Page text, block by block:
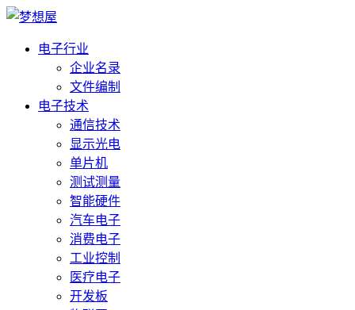
电子行业
企业名录
文件编制
电子技术
通信技术
显示光电
单片机
测试测量
智能硬件
汽车电子
消费电子
工业控制
医疗电子
开发板